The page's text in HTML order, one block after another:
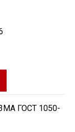
ГОСТ 1050-